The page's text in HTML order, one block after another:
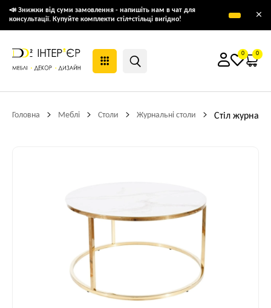
📣 Знижки від суми замовлення - напишіть нам в чат для
консультації. Купуйте комплекти стіл+стільці вигідно!
×
0 0
Головна Меблі Столи Журнальні столи Стіл